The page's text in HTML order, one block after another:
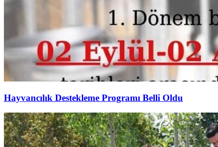
Hayvancılık Destekleme Programı Belli Oldu